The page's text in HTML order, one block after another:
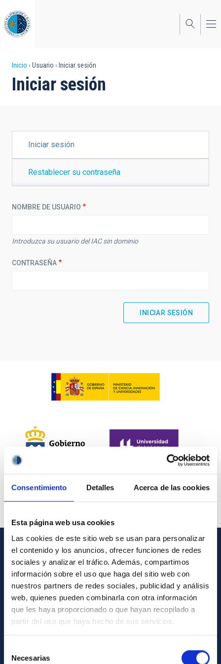
Consentimiento Detalles Acerca de las cookies
Esta página web usa cookies
Las cookies de este sitio web se usan para personalizar
el contenido y los anuncios, ofrecer funciones de redes
sociales y analizar el tráfico. Además, compartimos
información sobre el uso que haga del sitio web con
nuestros partners de redes sociales, publicidad y análisis
web, quienes pueden combinarla con otra información
que les haya proporcionado o que hayan recopilado a
partir del uso que haya hecho de sus servicios.
Necesarias
al
contenido
principal
Sobrescribir
enlaces
la
navegación
Inicio Usuario Iniciar sesión
Iniciar sesión
PRINCIPALES
Iniciar sesión
Restablecer su contraseña
NOMBRE DE USUARIO
Introduzca su usuario del IAC sin dominio
CONTRASEÑA
INFORMACIÓN GENERAL
Contacto
Cómo llegar al IAC
Directorio de personal
Biblioteca